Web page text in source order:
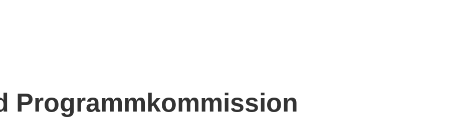
Programmkommission